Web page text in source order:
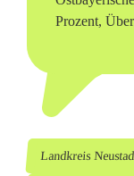
Prozent,
Landkreis